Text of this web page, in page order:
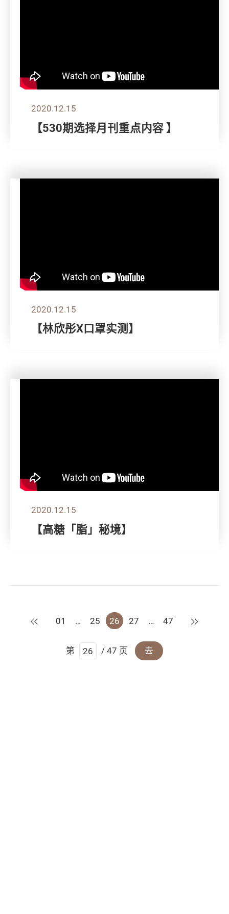
2020.12.15
【530期选择月刊重点内容 】
2020.12.15
【林欣彤X口罩实测】
2020.12.15
【高糖「脂」秘境】
上一页
01 … 25 26 27 … 47 下一页
第 / 47 页 去